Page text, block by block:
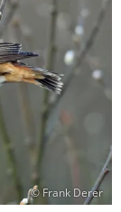
© Frank Derer